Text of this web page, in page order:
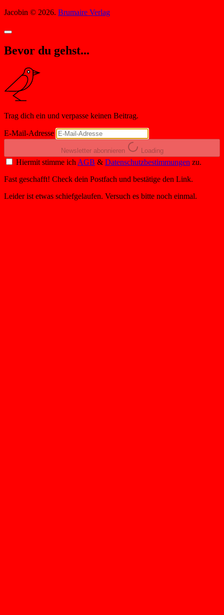
Jacobin © 2026. Brumaire Verlag
Bevor du gehst...
Trag dich ein und verpasse keinen Beitrag.
E-Mail-Adresse
Newsletter abonnieren Loading
Hiermit stimme ich AGB & Datenschutzbestimmungen zu.
Fast geschafft! Check dein Postfach und bestätige den Link.
Leider ist etwas schiefgelaufen. Versuch es bitte noch einmal.